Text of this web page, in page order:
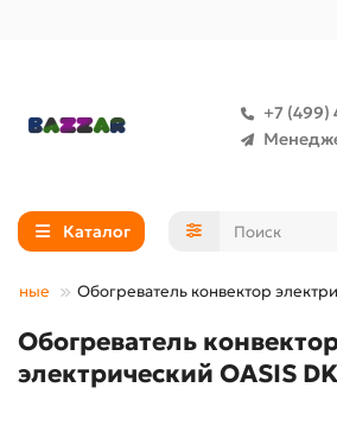
+7 (499)
Каталог
Обогреватель конвектор
Обогреватель
электрический OASIS